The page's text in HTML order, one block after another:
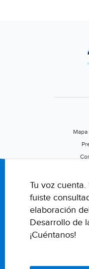
Tu voz cuenta.
fuiste
elaboración
Desarrollo de
¡Cuéntanos!